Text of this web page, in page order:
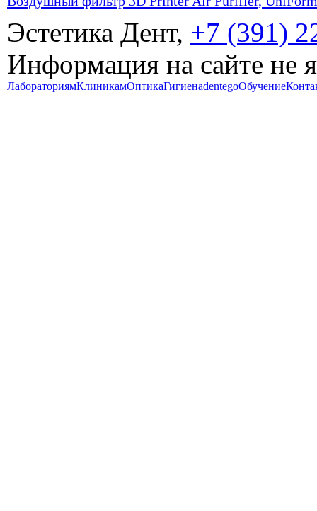
Эстетика Дент, +7 (391)
Информация на сайте не
ЛабораториямКлиникамОптикаГигиенаdentegoОбучение